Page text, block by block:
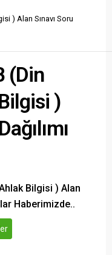
) Alan Sınavı Soru
(Din
)
Bilgisi ) Alan
Haberimizde..